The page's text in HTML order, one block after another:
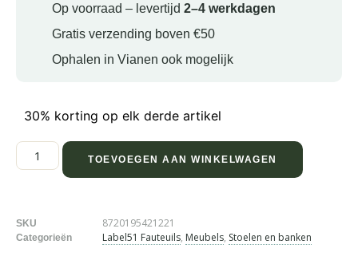
Op voorraad – levertijd 2–4 werkdagen
Gratis verzending boven €50
Ophalen in Vianen ook mogelijk
30% korting op elk derde artikel
TOEVOEGEN AAN WINKELWAGEN
SKU 8720195421221
Categorieën Label51 Fauteuils, Meubels, Stoelen en banken